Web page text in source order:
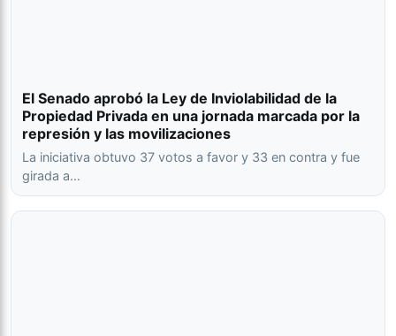
El Senado aprobó la Ley de Inviolabilidad de la
Propiedad Privada en una jornada marcada por la
represión y las movilizaciones
La iniciativa obtuvo 37 votos a favor y 33 en contra y fue
girada a…